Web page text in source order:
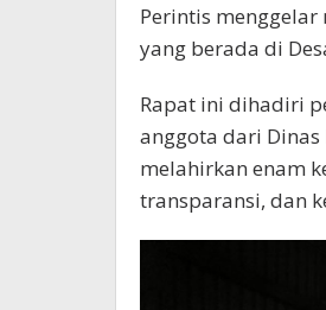
Perintis
yang berada di
Rapat ini dihadiri
anggota dari
melahirkan enam
transparansi, dan